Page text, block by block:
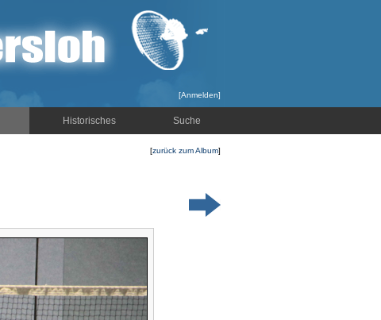
[Anmelden]
Historisches Suche
[zurück zum Album]